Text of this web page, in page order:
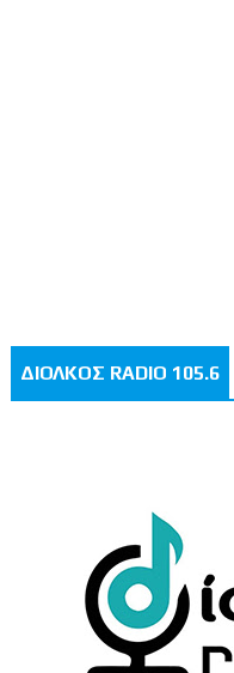
ΔΙΟΛΚΟΣ RADIO 105.6